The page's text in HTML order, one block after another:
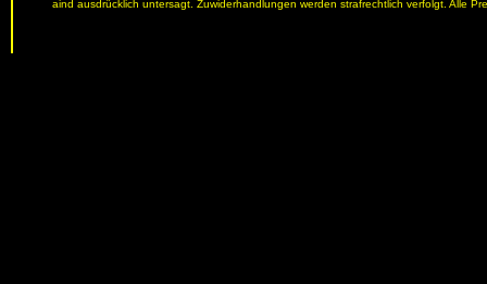
aind ausdrücklich untersagt. Zuwiderhandlungen werden strafrechtlich verfolgt. Alle